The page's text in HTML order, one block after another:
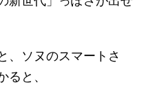
、ソヌのスマートさ
ると、